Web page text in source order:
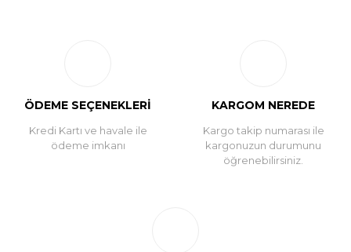
ÖDEME SEÇENEKLERİ
Kredi Kartı ve havale ile
ödeme imkanı
KARGOM NEREDE
Kargo takip numarası ile
kargonuzun durumunu
öğrenebilirsiniz.